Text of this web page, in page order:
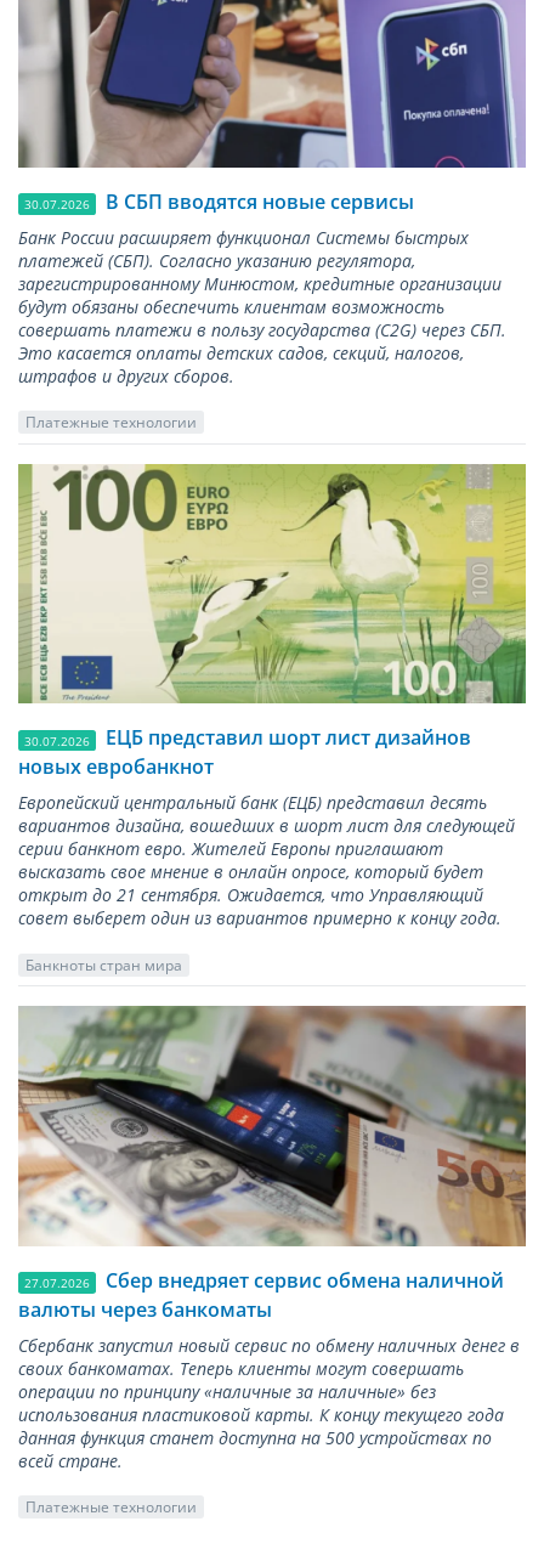
30.07.2026 В СБП вводятся новые сервисы
Банк России расширяет функционал Системы быстрых
платежей (СБП). Согласно указанию регулятора,
зарегистрированному Минюстом, кредитные организации
будут обязаны обеспечить клиентам возможность
совершать платежи в пользу государства (С2G) через СБП.
Это касается оплаты детских садов, секций, налогов,
штрафов и других сборов.
Платежные технологии
30.07.2026
ЕЦБ представил шорт лист дизайнов
новых евробанкнот
Европейский центральный банк (ЕЦБ) представил десять
вариантов дизайна, вошедших в шорт лист для следующей
серии банкнот евро. Жителей Европы приглашают
высказать свое мнение в онлайн опросе, который будет
открыт до 21 сентября. Ожидается, что Управляющий
совет выберет один из вариантов примерно к концу года.
Банкноты стран мира
27.07.2026
Сбер внедряет сервис обмена наличной
валюты через банкоматы
Сбербанк запустил новый сервис по обмену наличных денег в
своих банкоматах. Теперь клиенты могут совершать
операции по принципу «наличные за наличные» без
использования пластиковой карты. К концу текущего года
данная функция станет доступна на 500 устройствах по
всей стране.
Платежные технологии